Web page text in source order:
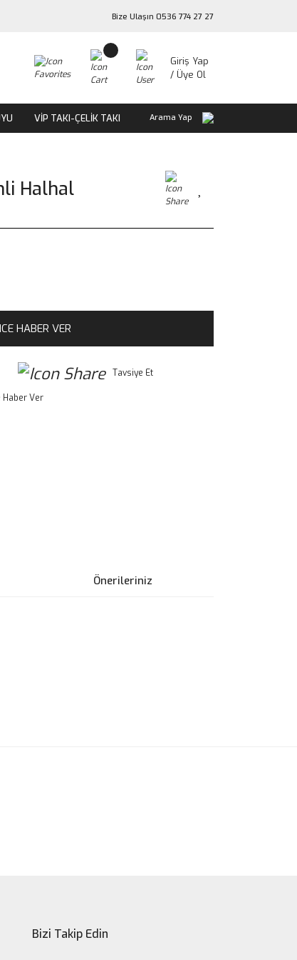
Bize Ulaşın 0536 774 27 27
Giriş Yap
/ Üye Ol
VİP TAKI-ÇELİK TAKI Arama Yap
Halhal
HABER VER
Tavsiye Et
Haber Ver
Önerileriniz
Bizi Takip Edin